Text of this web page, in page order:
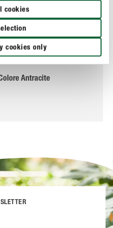
cookies
cookies only
Antracite